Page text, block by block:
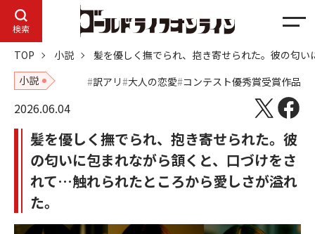
検索
メ
ニ
ュ
ー
TOP 小説
髪を優しく撫でられ、抱き寄せられた。彼の匂
小説
訳アリ 大人の恋愛 コンテスト優秀賞受賞作品
2026.06.04
髪を優しく撫でられ、抱き寄せられた。彼
の匂いに包まれながら頷くと、口づけをさ
れて…触れられたところから愛しさが溢れ
た。